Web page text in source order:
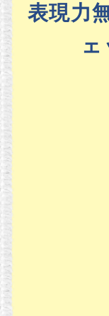
表現力
ェ